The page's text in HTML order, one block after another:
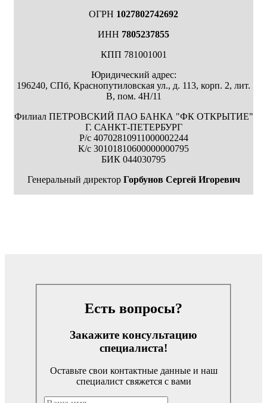
ОГРН 1027802742692
ИНН 7805237855
КПП 781001001
Юридический адрес:
196240, СПб, Краснопутиловская ул., д. 113, корп. 2, лит.
В, пом. 4Н/11
Филиал ПЕТРОВСКИЙ ПАО БАНКА "ФК ОТКРЫТИЕ"
Г. САНКТ-ПЕТЕРБУРГ
Р/с 40702810911000002244
К/с 30101810600000000795
БИК 044030795
Генеральный директор Горбунов Сергей Игоревич
Есть вопросы?
Закажите консультацию
специалиста!
Оставьте свои контактные данные и наш
специалист свяжется с вами